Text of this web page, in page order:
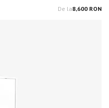
De la8,600 RON